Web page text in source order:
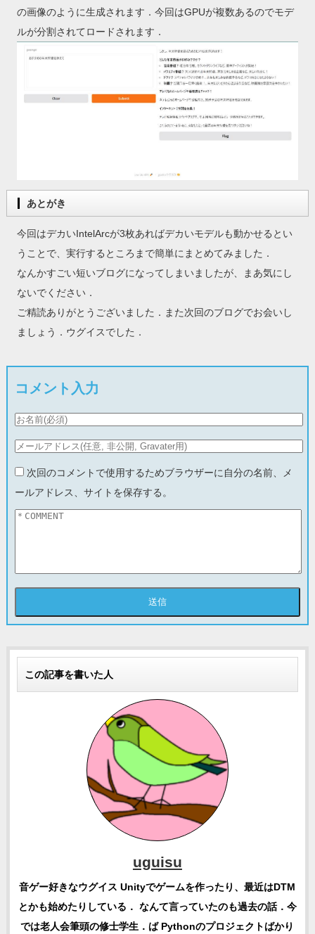
の画像のように生成されます．今回はGPUが複数あるのでモデ
ルが分割されてロードされます．
あとがき
今回はデカいIntelArcが3枚あればデカいモデルも動かせるとい
うことで、実行するところまで簡単にまとめてみました．
なんかすごい短いブログになってしまいましたが、まあ気にし
ないでください．
ご精読ありがとうございました．また次回のブログでお会いし
ましょう．ウグイスでした．
コメント入力
次回のコメントで使用するためブラウザーに自分の名前、メ
ールアドレス、サイトを保存する。
この記事を書いた人
uguisu
音ゲー好きなウグイス Unityでゲームを作ったり、最近はDTM
とかも始めたりしている． なんて言っていたのも過去の話．今
では老人会筆頭の修士学生．ば Pythonのプロジェクトばかり